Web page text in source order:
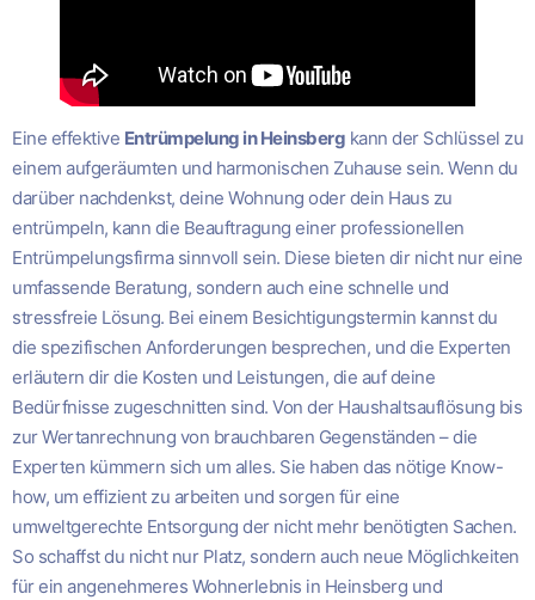
Eine effektive Entrümpelung in Heinsberg kann der Schlüssel zu
einem aufgeräumten und harmonischen Zuhause sein. Wenn du
darüber nachdenkst, deine Wohnung oder dein Haus zu
entrümpeln, kann die Beauftragung einer professionellen
Entrümpelungsfirma sinnvoll sein. Diese bieten dir nicht nur eine
umfassende Beratung, sondern auch eine schnelle und
stressfreie Lösung. Bei einem Besichtigungstermin kannst du
die spezifischen Anforderungen besprechen, und die Experten
erläutern dir die Kosten und Leistungen, die auf deine
Bedürfnisse zugeschnitten sind. Von der Haushaltsauflösung bis
zur Wertanrechnung von brauchbaren Gegenständen – die
Experten kümmern sich um alles. Sie haben das nötige Know-
how, um effizient zu arbeiten und sorgen für eine
umweltgerechte Entsorgung der nicht mehr benötigten Sachen.
So schaffst du nicht nur Platz, sondern auch neue Möglichkeiten
für ein angenehmeres Wohnerlebnis in Heinsberg und